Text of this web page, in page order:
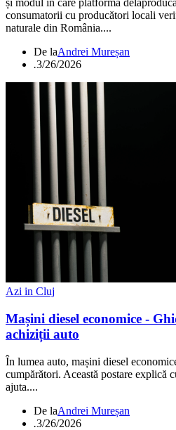
și modul în care platforma
consumatorii cu producători locali
naturale din România....
De laAndrei Mureșan
.3/26/2026
Azi in Cluj
Mașini diesel economice -
achiziții auto
În lumea auto, mașini diesel
cumpărători. Această postare explică
ajuta....
De laAndrei Mureșan
.3/26/2026